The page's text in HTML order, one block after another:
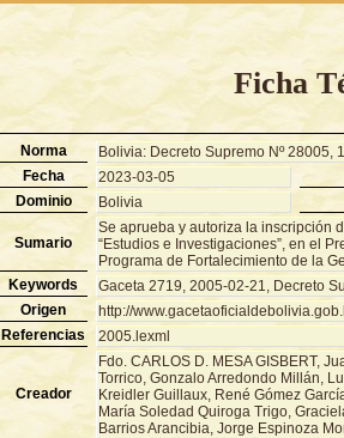
Ficha
Norma
Bolivia: Decreto Supremo Nº 28005,
Fecha
2023-03-05
Dominio
Bolivia
Sumario
Se aprueba y autoriza la inscripción
“Estudios e Investigaciones”, en el
Programa de Fortalecimiento de la
Keywords
Gaceta 2719, 2005-02-21, Decreto
Origen
http://
Referencias
2005.lexml
Creador
Fdo. CARLOS D. MESA GISBERT,
Torrico, Gonzalo Arredondo Millán,
Kreidler Guillaux, René Gómez
María Soledad Quiroga Trigo,
Barrios Arancibia, Jorge Espinoza